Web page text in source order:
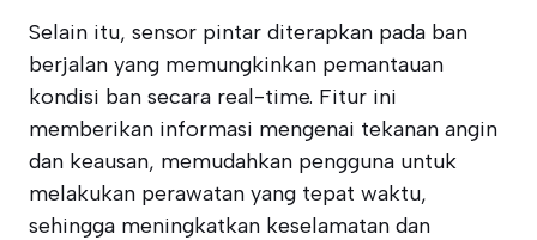
Selain itu, sensor pintar diterapkan pada ban
berjalan yang memungkinkan pemantauan
kondisi ban secara real-time. Fitur ini
memberikan informasi mengenai tekanan angin
dan keausan, memudahkan pengguna untuk
melakukan perawatan yang tepat waktu,
sehingga meningkatkan keselamatan dan